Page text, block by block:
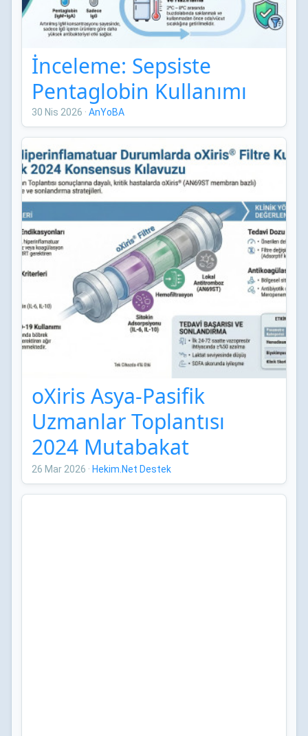
İnceleme: Sepsiste
Pentaglobin Kullanımı
30 Nis 2026 · AnYoBA
oXiris Asya-Pasifik
Uzmanlar Toplantısı
2024 Mutabakat
Bildirileri
26 Mar 2026 · Hekim.Net Destek